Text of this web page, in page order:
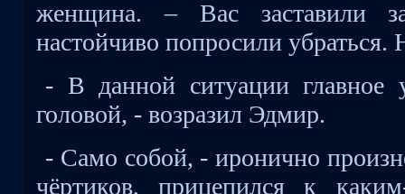
женщина. – Вас заставили
настойчиво попросили убраться.
- В данной ситуации главное
головой, - возразил Эдмир.
- Само собой, - иронично
чёртиков, прицепился к